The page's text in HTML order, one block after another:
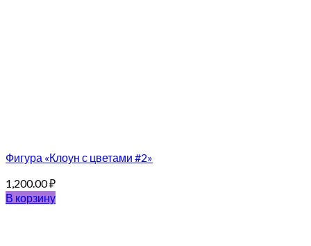
Фигура «Клоун с цветами #2»
1,200.00₽
В корзину